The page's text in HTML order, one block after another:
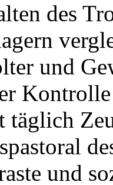
des
und
täglich
und